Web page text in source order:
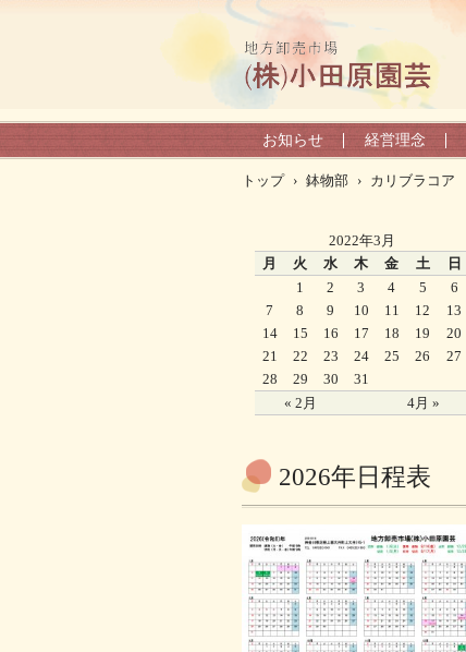
お知らせ 経営理念
トップ › 鉢物部 › カリブラコア
2022年3月
月
火 水 木 金 土 日
« 2月 4月 »
1 2 3 4 5
6
7
8 9 10 11 12
13
14
15 16 17 18 19
20
21
22 23 24 25 26
27
28
29 30 31
2026年日程表